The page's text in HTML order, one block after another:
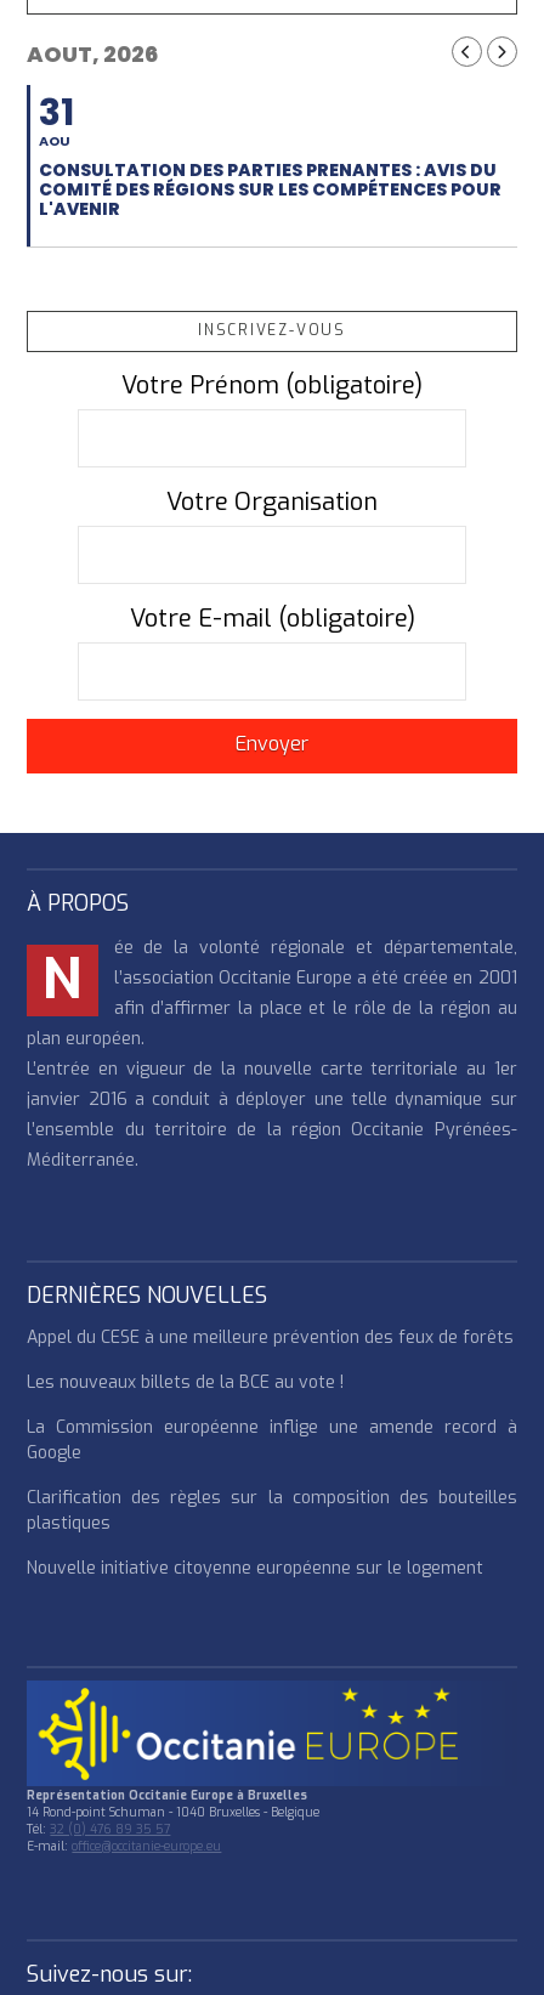
AOUT, 2026
31
AOU
CONSULTATION DES PARTIES PRENANTES : AVIS DU
COMITÉ DES RÉGIONS SUR LES COMPÉTENCES POUR
L'AVENIR
INSCRIVEZ-VOUS
Votre Prénom (obligatoire)
Votre Organisation
Votre E-mail (obligatoire)
À PROPOS
N
ée de la volonté régionale et départementale,
l’association Occitanie Europe a été créée en 2001
afin d’affirmer la place et le rôle de la région au
plan européen.
L’entrée en vigueur de la nouvelle carte territoriale au 1er
janvier 2016 a conduit à déployer une telle dynamique sur
l’ensemble du territoire de la région Occitanie Pyrénées-
Méditerranée.
DERNIÈRES NOUVELLES
Appel du CESE à une meilleure prévention des feux de forêts
Les nouveaux billets de la BCE au vote !
La Commission européenne inflige une amende record à
Google
Clarification des règles sur la composition des bouteilles
plastiques
Nouvelle initiative citoyenne européenne sur le logement
Représentation Occitanie Europe à Bruxelles
14 Rond-point Schuman - 1040 Bruxelles - Belgique
Tél:32 (0) 476 89 35 57
E-mail:office@occitanie-europe.eu
Suivez-nous sur: